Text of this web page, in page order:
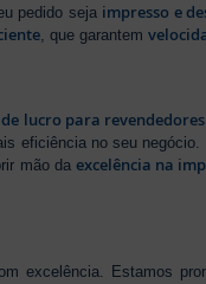
pedido seja impresso e
, que garantem
lucro para
eficiência no seu
mão daexcelência na
excelência. Estamos